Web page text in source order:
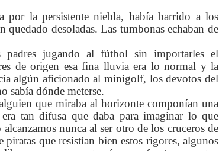
por la persistente niebla, había barrido a los
quedado desoladas. Las tumbonas echaban de
jugando al fútbol sin importarles el
de origen esa fina lluvia era lo normal y la
algún aficionado al minigolf, los devotos del
sabía dónde meterse.
que miraba al horizonte componían una
tan difusa que daba para imaginar lo que
nunca al ser otro de los cruceros de
que resistían bien estos rigores, algunos